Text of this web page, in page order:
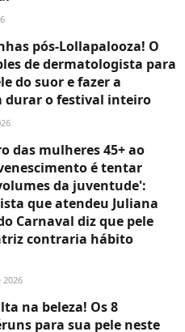
pós-Lollapalooza! O
de dermatologista para
do suor e fazer a
durar o festival inteiro
das mulheres 45+ ao
é tentar
da juventude':
que atendeu Juliana
Carnaval diz que pele
contraria hábito
na beleza! Os 8
para sua pele neste